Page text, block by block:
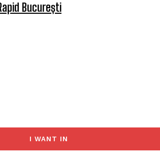
București
I WANT IN